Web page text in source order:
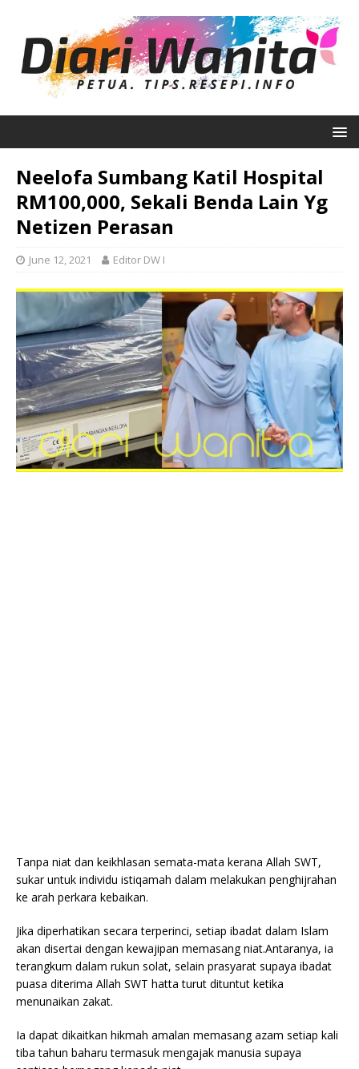
Neelofa Sumbang Katil Hospital
RM100,000, Sekali Benda Lain Yg
Netizen Perasan
June 12, 2021 Editor DW I
Tanpa niat dan keikhlasan semata-mata kerana Allah SWT,
sukar untuk individu istiqamah dalam melakukan penghijrahan
ke arah perkara kebaikan.
Jika diperhatikan secara terperinci, setiap ibadat dalam Islam
akan disertai dengan kewajipan memasang niat.Antaranya, ia
terangkum dalam rukun solat, selain prasyarat supaya ibadat
puasa diterima Allah SWT hatta turut dituntut ketika
menunaikan zakat.
Ia dapat dikaitkan hikmah amalan memasang azam setiap kali
tiba tahun baharu termasuk mengajak manusia supaya